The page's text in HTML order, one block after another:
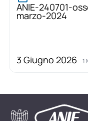
ANIE-240701-
marzo-2024
3 Giugno 2026 1